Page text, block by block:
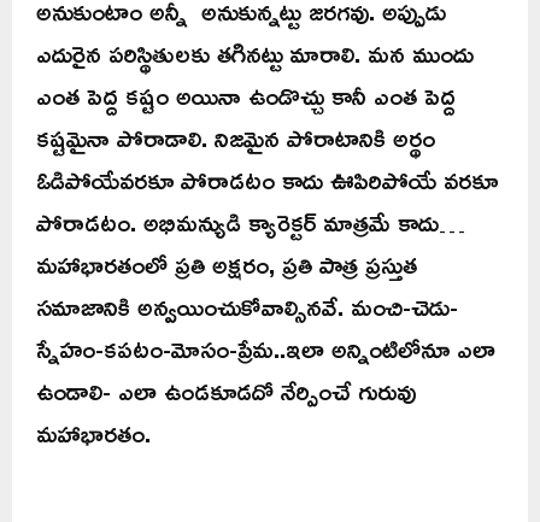
అనుకుంటాం అన్నీ అనుకున్నట్టు జరగవు. అప్పుడు
ఎదురైన పరిస్థితులకు తగినట్టు మారాలి. మన ముందు
ఎంత పెద్ద కష్టం అయినా ఉండొచ్చు కానీ ఎంత పెద్ద
కష్టమైనా పోరాడాలి. నిజమైన పోరాటానికి అర్థం
ఓడిపోయేవరకూ పోరాడటం కాదు ఊపిరిపోయే వరకూ
పోరాడటం. అభిమన్యుడి క్యారెక్టర్ మాత్రమే కాదు…
మహాభారతంలో ప్రతి అక్షరం, ప్రతి పాత్ర ప్రస్తుత
సమాజానికి అన్వయించుకోవాల్సినవే. మంచి-చెడు-
స్నేహం-కపటం-మోసం-ప్రేమ..ఇలా అన్నింటిలోనూ ఎలా
ఉండాలి- ఎలా ఉండకూడదో నేర్పించే గురువు
మహాభారతం.